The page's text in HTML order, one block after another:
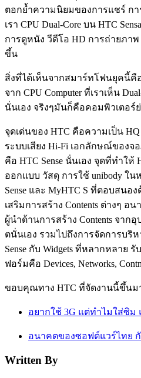
ตอกย้ำความนิยมของการแชร์ กา
เรา CPU Dual-Core บน HTC
การดูหนัง วีดีโอ HD การถ่ายภา
ขึ้น
สิ่งที่ได้เห็นจากสมาร์ทโฟนยุคนี้คือ
จาก CPU Computer ที่เราเห็น
นั่นเอง จริงๆมันก็คือคอมพิวเตอร์
จุดเด่นของ HTC คือความเป็น
ระบบเสียง Hi-Fi เอกลักษณ์ของ
คือ HTC Sense นั่นเอง จุดที่ทำใ
ออกแบบ วัสดุ การใช้ unibody ใ
Sense และ MyHTC S ที่ตอบสน
เสริมการสร้าง Contents ต่างๆ อ
ผู้นำด้านการสร้าง Contents จา
ตนั่นเอง รวมไปถึงการจัดการบริห
Sense กับ Widgets ที่หลากหลาย
ฟอร์มคือ Devices, Networks,
ขอบคุณทาง HTC ที่จัดงานนี้ขึ้นม
อยากใช้ 3G แต่ทำไมใส่ซิม
อนาคตของซอฟต์แวร์ไทย กั
Written By